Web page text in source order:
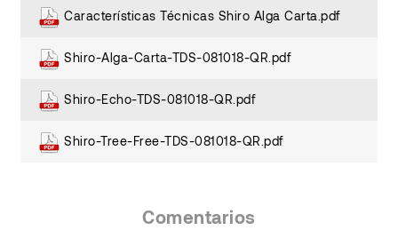
Características Técnicas Shiro Alga Carta.pdf
Shiro-Alga-Carta-TDS-081018-QR.pdf
Shiro-Echo-TDS-081018-QR.pdf
Shiro-Tree-Free-TDS-081018-QR.pdf
Comentarios